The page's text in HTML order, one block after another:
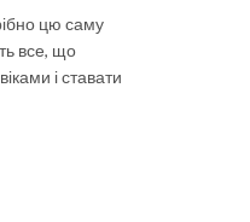
цю саму
все, що
і ставати